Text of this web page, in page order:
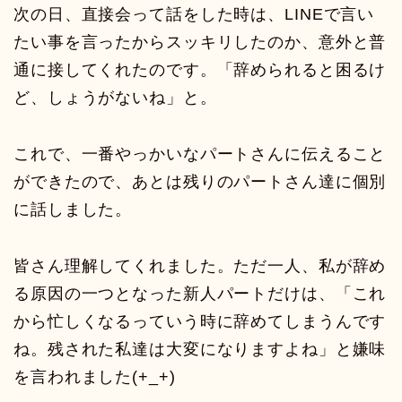
次の日、直接会って話をした時は、LINEで言い
たい事を言ったからスッキリしたのか、意外と普
通に接してくれたのです。「辞められると困るけ
ど、しょうがないね」と。
これで、一番やっかいなパートさんに伝えること
ができたので、あとは残りのパートさん達に個別
に話しました。
皆さん理解してくれました。ただ一人、私が辞め
る原因の一つとなった新人パートだけは、「これ
から忙しくなるっていう時に辞めてしまうんです
ね。残された私達は大変になりますよね」と嫌味
を言われました(+_+)